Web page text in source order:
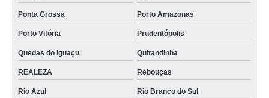
Ponta Grossa Porto Amazonas
Porto Vitória Prudentópolis
Quedas do Iguaçu Quitandinha
REALEZA Rebouças
Rio Azul Rio Branco do Sul